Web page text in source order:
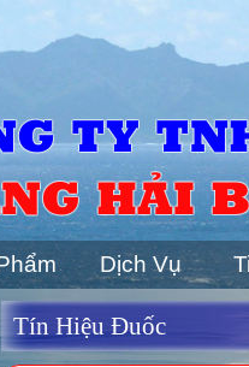
TY
HẢI
Dịch Vụ
Tín Hiệu Đuốc